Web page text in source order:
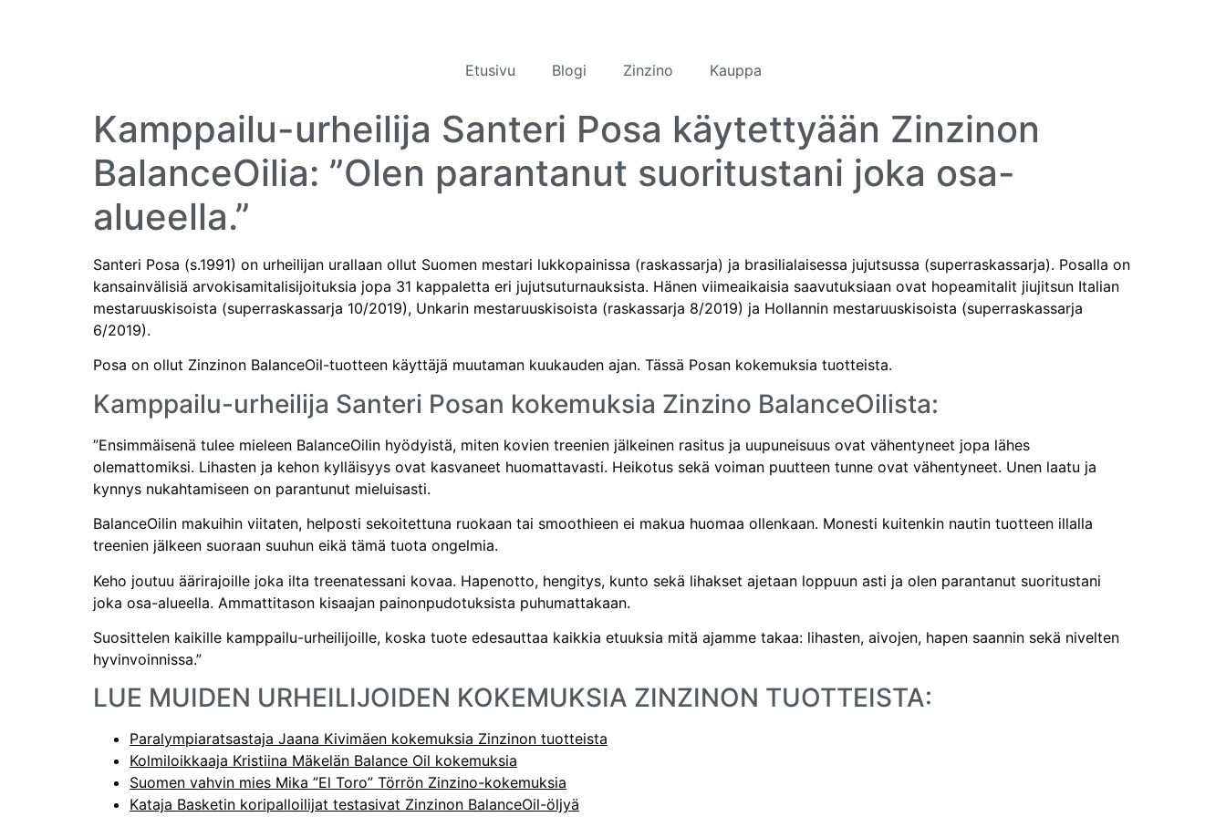
Etusivu Blogi Zinzino Kauppa
Kamppailu-urheilija Santeri Posa käytettyään Zinzinon
BalanceOilia: ”Olen parantanut suoritustani joka osa-
alueella.”
Santeri Posa (s.1991) on urheilijan urallaan ollut Suomen mestari lukkopainissa (raskassarja) ja brasilialaisessa jujutsussa (superraskassarja). Posalla on
kansainvälisiä arvokisamitalisijoituksia jopa 31 kappaletta eri jujutsuturnauksista. Hänen viimeaikaisia saavutuksiaan ovat hopeamitalit jiujitsun Italian
mestaruuskisoista (superraskassarja 10/2019), Unkarin mestaruuskisoista (raskassarja 8/2019) ja Hollannin mestaruuskisoista (superraskassarja
6/2019).
Posa on ollut Zinzinon BalanceOil-tuotteen käyttäjä muutaman kuukauden ajan. Tässä Posan kokemuksia tuotteista.
Kamppailu-urheilija Santeri Posan kokemuksia Zinzino BalanceOilista:
”Ensimmäisenä tulee mieleen BalanceOilin hyödyistä, miten kovien treenien jälkeinen rasitus ja uupuneisuus ovat vähentyneet jopa lähes
olemattomiksi. Lihasten ja kehon kylläisyys ovat kasvaneet huomattavasti. Heikotus sekä voiman puutteen tunne ovat vähentyneet. Unen laatu ja
kynnys nukahtamiseen on parantunut mieluisasti.
BalanceOilin makuihin viitaten, helposti sekoitettuna ruokaan tai smoothieen ei makua huomaa ollenkaan. Monesti kuitenkin nautin tuotteen illalla
treenien jälkeen suoraan suuhun eikä tämä tuota ongelmia.
Keho joutuu äärirajoille joka ilta treenatessani kovaa. Hapenotto, hengitys, kunto sekä lihakset ajetaan loppuun asti ja olen parantanut suoritustani
joka osa-alueella. Ammattitason kisaajan painonpudotuksista puhumattakaan.
Suosittelen kaikille kamppailu-urheilijoille, koska tuote edesauttaa kaikkia etuuksia mitä ajamme takaa: lihasten, aivojen, hapen saannin sekä nivelten
hyvinvoinnissa.”
LUE MUIDEN URHEILIJOIDEN KOKEMUKSIA ZINZINON TUOTTEISTA:
Paralympiaratsastaja Jaana Kivimäen kokemuksia Zinzinon tuotteista
Kolmiloikkaaja Kristiina Mäkelän Balance Oil kokemuksia
Suomen vahvin mies Mika ”El Toro” Törrön Zinzino-kokemuksia
Kataja Basketin koripalloilijat testasivat Zinzinon BalanceOil-öljyä